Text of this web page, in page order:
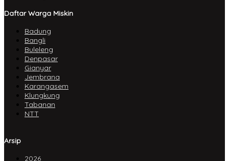
Daftar Warga Miskin
Badung
Bangli
Buleleng
Denpasar
Gianyar
Jembrana
Karangasem
Klungkung
Tabanan
NTT
Arsip
2026